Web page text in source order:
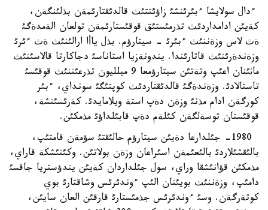
ءدال سولايشا ءبئرئنشئ زاؤئتتئث قالدئقتارئمةن بذلئنگةن،
كةيئن ادامداردئث تذرمئستئق قوقئستارئمةن تولعان الةمدةگئ
ةث لاس وزةننئث ءبئرئ - سيتارؤم. بذل ياأا ارالئنئث ةث ءئرئ
وزةندةرئنئث قاتارئندا. يندونةزيا استاناسئ دجاكارتا قالاسئنئث
ماثئنان اعئپ وتةتئن سيتارؤمعا 9 ميلليون تذرعئننئث قوقئسئ
تاستالادئ. وزةندةگئ قالدئقتاردئث كوپتئگئ سونداي، ءبئر
كورگةن ادام مذنئ وزةن دةپ استة ويلامايدئ. كةرئسئنشة،
قوقئستان توسةلگةن كئلةم دةپ قابئلداؤئ مذمكئن.
1980- جئلدارعا دةيئن سيتارؤم حالئقتئ سؤمةن قامتئپ،
بالئقشئلاردئ بالئعئمةن اسئراعان وزةن بولاتئن. وكئنئشكة قاراي،
مذمكئن قؤانئشقا وراي، سول جئلداردان كةيئن يندؤستريا جاقسئ
دامئپ، وزةننئث بويئنان الئپ ءوندئرئس وشاقتارئ بوي
كوتةرگةن. وسئ ءوندئرئس جذمئستارئ قارقئن العان سايئن،